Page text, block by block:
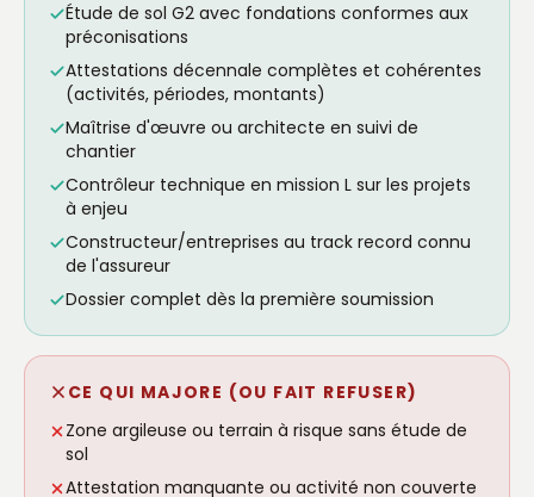
Étude de sol G2 avec fondations conformes aux
préconisations
Attestations décennale complètes et cohérentes
(activités, périodes, montants)
Maîtrise d'œuvre ou architecte en suivi de
chantier
Contrôleur technique en mission L sur les projets
à enjeu
Constructeur/entreprises au track record connu
de l'assureur
Dossier complet dès la première soumission
CE QUI MAJORE (OU FAIT REFUSER)
Zone argileuse ou terrain à risque sans étude de
sol
Attestation manquante ou activité non couverte